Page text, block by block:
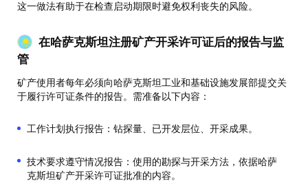
这一做法有助于在检查启动期限时避免权利丧失的风险。
在哈萨克斯坦注册矿产开采许可证后的报告与监
管
矿产使用者每年必须向哈萨克斯坦工业和基础设施发展部提交关
于履行许可证条件的报告。需准备以下内容：
工作计划执行报告：钻探量、已开发层位、开采成果。
技术要求遵守情况报告：使用的勘探与开采方法，依据哈萨
克斯坦矿产开采许可证批准的内容。